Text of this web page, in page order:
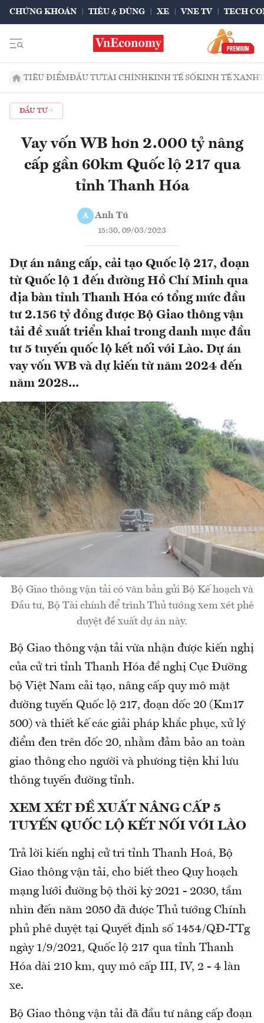
CHỨNG KHOÁN TIÊU & DÙNG XE VNE TV TECH
TIÊU ĐIỂMĐẦU TƯTÀI CHÍNHKINH TẾ SỐKINH TẾ XANH
ĐẦU TƯ
Vay vốn WB hơn 2.000 tỷ nâng
cấp gần 60km Quốc lộ 217 qua
tỉnh Thanh Hóa
A Anh Tú
15:30, 09/03/2023
Dự án nâng cấp, cải tạo Quốc lộ 217, đoạn
từ Quốc lộ 1 đến đường Hồ Chí Minh qua
địa bàn tỉnh Thanh Hóa có tổng mức đầu
tư 2.156 tỷ đồng được Bộ Giao thông vận
tải đề xuất triển khai trong danh mục đầu
tư 5 tuyến quốc lộ kết nối với Lào. Dự án
vay vốn WB và dự kiến từ năm 2024 đến
năm 2028...
Bộ Giao thông vận tải có văn bản gửi Bộ Kế hoạch và
Đầu tư, Bộ Tài chính để trình Thủ tướng xem xét phê
duyệt đề xuất dự án này.
Bộ Giao thông vận tải vừa nhận được kiến nghị
của cử tri tỉnh Thanh Hóa đề nghị Cục Đường
bộ Việt Nam cải tạo, nâng cấp quy mô mặt
đường tuyến Quốc lộ 217, đoạn dốc 20 (Km17
500) và thiết kế các giải pháp khắc phục, xử lý
điểm đen trên dốc 20, nhằm đảm bảo an toàn
giao thông cho người và phương tiện khi lưu
thông tuyến đường tỉnh.
XEM XÉT ĐỀ XUẤT NÂNG CẤP 5
TUYẾN QUỐC LỘ KẾT NỐI VỚI LÀO
Trả lời kiến nghị cử tri tỉnh Thanh Hoá, Bộ
Giao thông vận tải, cho biết theo Quy hoạch
mạng lưới đường bộ thời kỳ 2021 - 2030, tầm
nhìn đến năm 2050 đã được Thủ tướng Chính
phủ phê duyệt tại Quyết định số 1454/QĐ-TTg
ngày 1/9/2021, Quốc lộ 217 qua tỉnh Thanh
Hóa dài 210 km, quy mô cấp III, IV, 2 - 4 làn
xe.
Bộ Giao thông vận tải đã đầu tư nâng cấp đoạn